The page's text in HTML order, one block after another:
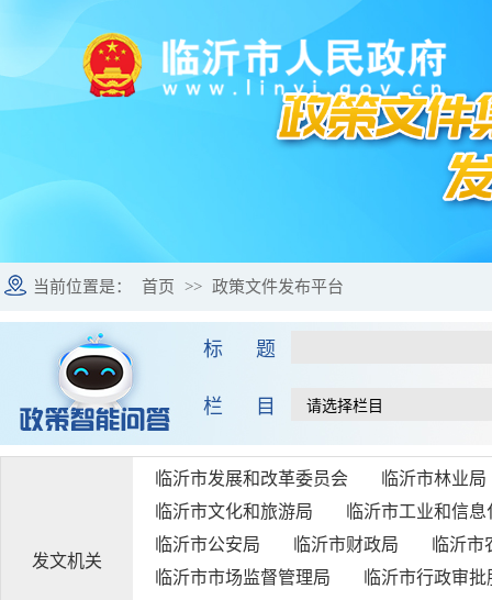
当前位置是： 首页 >> 政策文件发布平台
标 题
栏 目
发文机关
临沂市发展和改革委员会
临沂市林业局
临沂市文化和旅游局
临沂市工业和信息
临沂市公安局
临沂市财政局
临沂市
临沂市市场监督管理局
临沂市行政审